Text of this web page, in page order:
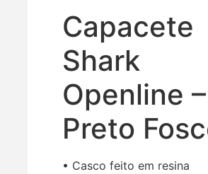
Capacete
Shark
Openline –
Preto
• Casco feito em resina